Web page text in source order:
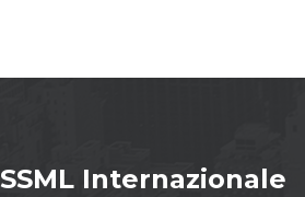
SSML Internazionale